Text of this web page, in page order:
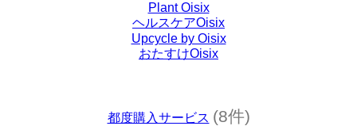
Plant Oisix
ヘルスケアOisix
Upcycle by Oisix
おたすけOisix
都度購入サービス (8件)